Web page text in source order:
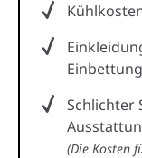
Schlichter
(Die Kosten